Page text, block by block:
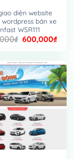
diện website
bán xe
WSR111
₫ Giá
2,800,000₫.
600,000₫Giá